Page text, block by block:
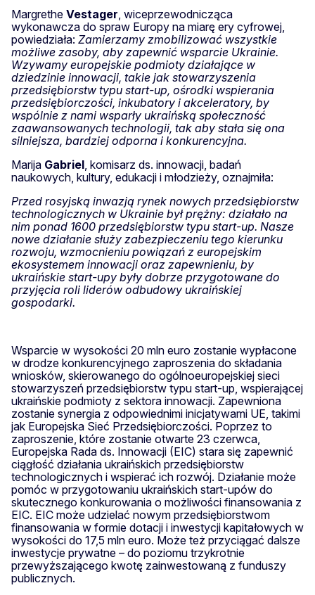
Margrethe Vestager , wiceprzewodnicząca
wykonawcza do spraw Europy na miarę ery cyfrowej,
powiedziała: Zamierzamy zmobilizować wszystkie
możliwe zasoby, aby zapewnić wsparcie Ukrainie.
Wzywamy europejskie podmioty działające w
dziedzinie innowacji, takie jak stowarzyszenia
przedsiębiorstw typu start-up, ośrodki wspierania
przedsiębiorczości, inkubatory i akceleratory, by
wspólnie z nami wsparły ukraińską społeczność
zaawansowanych technologii, tak aby stała się ona
silniejsza, bardziej odporna i konkurencyjna.
Marija Gabriel , komisarz ds. innowacji, badań
naukowych, kultury, edukacji i młodzieży, oznajmiła:
Przed rosyjską inwazją rynek nowych przedsiębiorstw
technologicznych w Ukrainie był prężny: działało na
nim ponad 1600 przedsiębiorstw typu start-up. Nasze
nowe działanie służy zabezpieczeniu tego kierunku
rozwoju, wzmocnieniu powiązań z europejskim
ekosystemem innowacji oraz zapewnieniu, by
ukraińskie start-upy były dobrze przygotowane do
przyjęcia roli liderów odbudowy ukraińskiej
gospodarki.
Wsparcie w wysokości 20 mln euro zostanie wypłacone
w drodze konkurencyjnego zaproszenia do składania
wniosków, skierowanego do ogólnoeuropejskiej sieci
stowarzyszeń przedsiębiorstw typu start-up, wspierającej
ukraińskie podmioty z sektora innowacji. Zapewniona
zostanie synergia z odpowiednimi inicjatywami UE, takimi
jak Europejska Sieć Przedsiębiorczości. Poprzez to
zaproszenie, które zostanie otwarte 23 czerwca,
Europejska Rada ds. Innowacji (EIC) stara się zapewnić
ciągłość działania ukraińskich przedsiębiorstw
technologicznych i wspierać ich rozwój. Działanie może
pomóc w przygotowaniu ukraińskich start-upów do
skutecznego konkurowania o możliwości finansowania z
EIC. EIC może udzielać nowym przedsiębiorstwom
finansowania w formie dotacji i inwestycji kapitałowych w
wysokości do 17,5 mln euro. Może też przyciągać dalsze
inwestycje prywatne – do poziomu trzykrotnie
przewyższającego kwotę zainwestowaną z funduszy
publicznych.